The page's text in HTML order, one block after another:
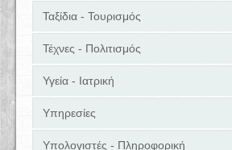
Ταξίδια - Τουρισμός
Τέχνες - Πολιτισμός
Υγεία - Ιατρική
Υπηρεσίες
Υπολογιστές - Πληροφορική